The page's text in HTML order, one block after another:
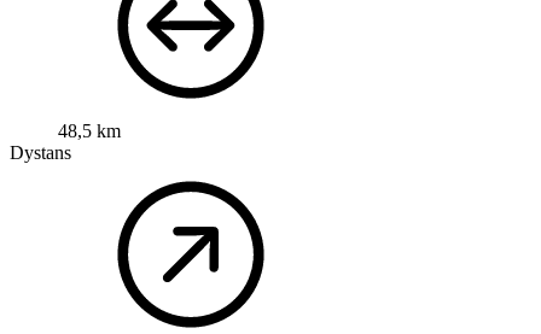
48,5 km
Dystans